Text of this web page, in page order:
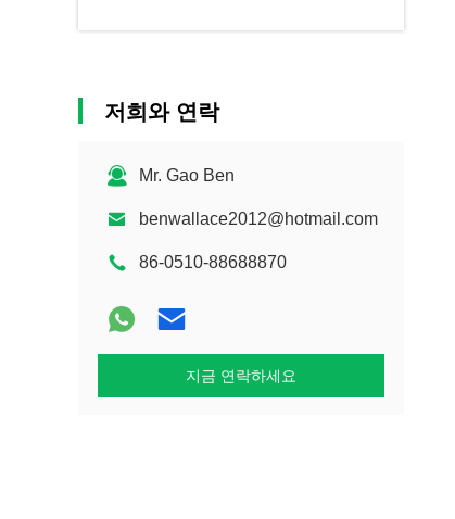
저희와 연락
Mr. Gao Ben
benwallace2012@hotmail.com
86-0510-88688870
지금 연락하세요